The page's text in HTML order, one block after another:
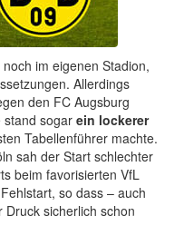
im eigenen Stadion,
Allerdings
den FC Augsburg
stand sogar ein lockerer
Tabellenführer machte.
sah der Start schlechter
beim favorisierten VfL
so dass – auch
sicherlich schon